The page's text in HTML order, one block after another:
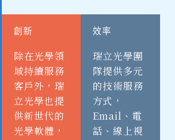
創新
除在光學領
域持續服務
客戶外，瑞
立光學也提
供新世代的
光學軟體，
效率
瑞立光學團
隊提供多元
的技術服務
方式，
Email、電
話、線上視